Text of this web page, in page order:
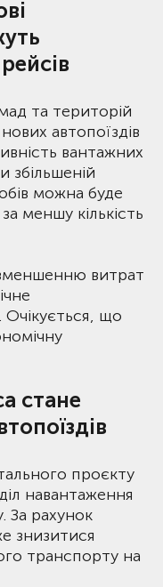
та територій
автопоїздів
вантажних
збільшеній
можна буде
меншу кількість
витрат
Очікується, що
стане
проєкту
навантаження
За рахунок
знизитися
транспорту на